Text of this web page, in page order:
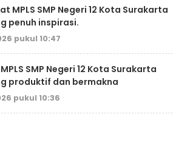
MPLS SMP Negeri 12 Kota Surakarta
penuh inspirasi.
pukul 10:47
SMP Negeri 12 Kota Surakarta
produktif dan bermakna
pukul 10:36